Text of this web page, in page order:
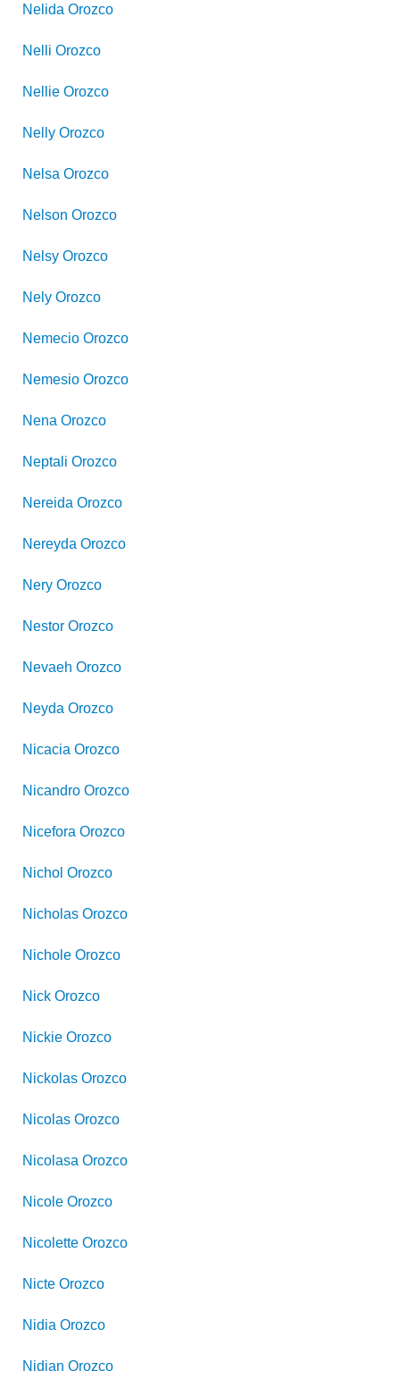
Nelida Orozco
Nelli Orozco
Nellie Orozco
Nelly Orozco
Nelsa Orozco
Nelson Orozco
Nelsy Orozco
Nely Orozco
Nemecio Orozco
Nemesio Orozco
Nena Orozco
Neptali Orozco
Nereida Orozco
Nereyda Orozco
Nery Orozco
Nestor Orozco
Nevaeh Orozco
Neyda Orozco
Nicacia Orozco
Nicandro Orozco
Nicefora Orozco
Nichol Orozco
Nicholas Orozco
Nichole Orozco
Nick Orozco
Nickie Orozco
Nickolas Orozco
Nicolas Orozco
Nicolasa Orozco
Nicole Orozco
Nicolette Orozco
Nicte Orozco
Nidia Orozco
Nidian Orozco